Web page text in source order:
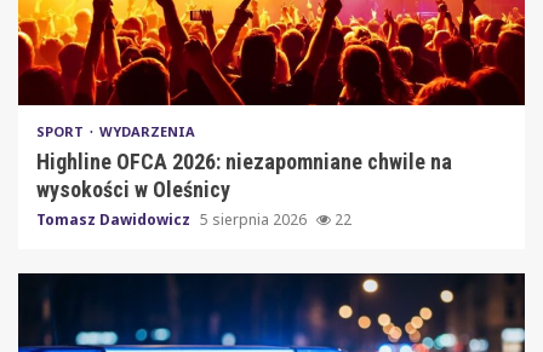
SPORT WYDARZENIA
Highline OFCA 2026: niezapomniane chwile na
wysokości w Oleśnicy
Tomasz Dawidowicz 5 sierpnia 2026 22